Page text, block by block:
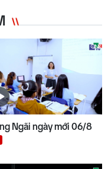
Ngãi ngày mới 06/8